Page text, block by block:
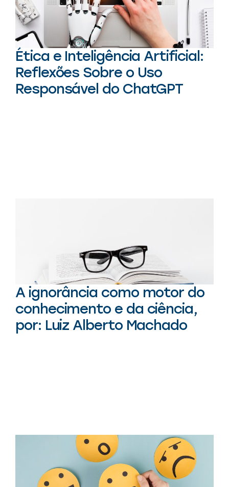
Ética e Inteligência Artificial:
Reflexões Sobre o Uso
Responsável do ChatGPT
A ignorância como motor do
conhecimento e da ciência,
por: Luiz Alberto Machado